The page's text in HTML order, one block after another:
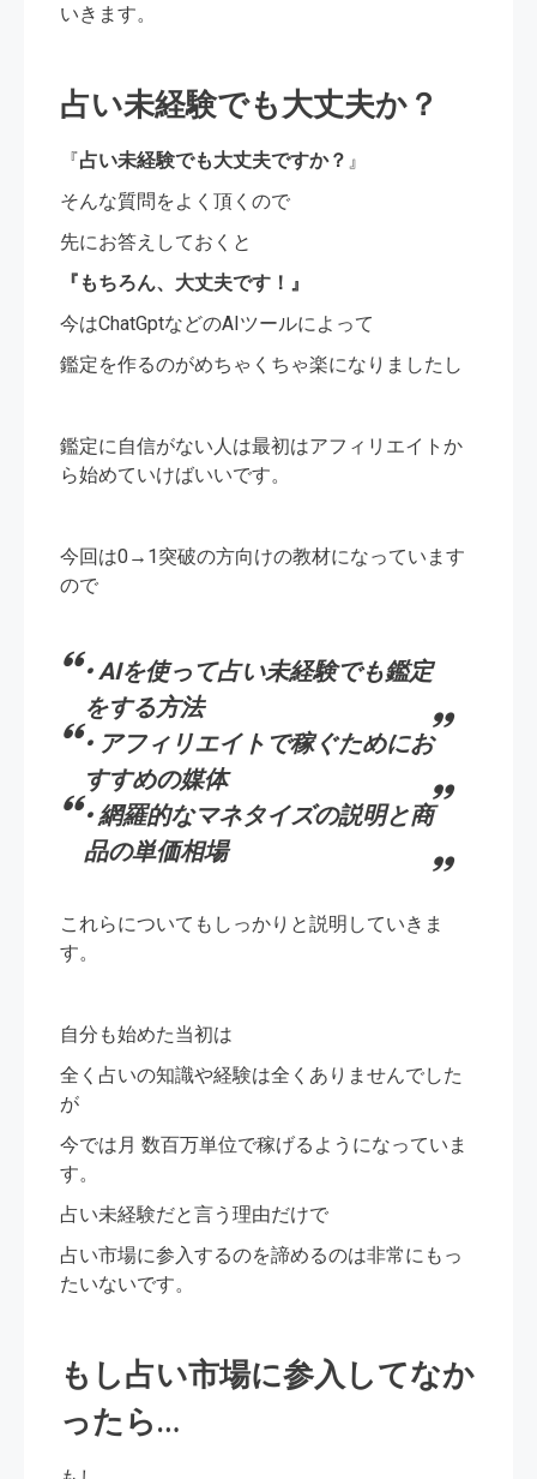
いきます。
占い未経験でも大丈夫か？
『占い未経験でも大丈夫ですか？ 』
そんな質問をよく頂くので
先にお答えしておくと
『もちろん、大丈夫です！』
今はChatGptなどのAIツールによって
鑑定を作るのがめちゃくちゃ楽になりましたし
鑑定に自信がない人は最初はアフィリエイトか
ら始めていけばいいです。
今回は0→1突破の方向けの教材になっています
ので
• AIを使って占い未経験でも鑑定
をする方法
• アフィリエイトで稼ぐためにお
すすめの媒体
• 網羅的なマネタイズの説明と商
品の単価相場
これらについてもしっかりと説明していきま
す。
自分も始めた当初は
全く占いの知識や経験は全くありませんでした
が
今では月 数百万単位で稼げるようになっていま
す。
占い未経験だと言う理由だけで
占い市場に参入するのを諦めるのは非常にもっ
たいないです。
もし占い市場に参入してなか
ったら…